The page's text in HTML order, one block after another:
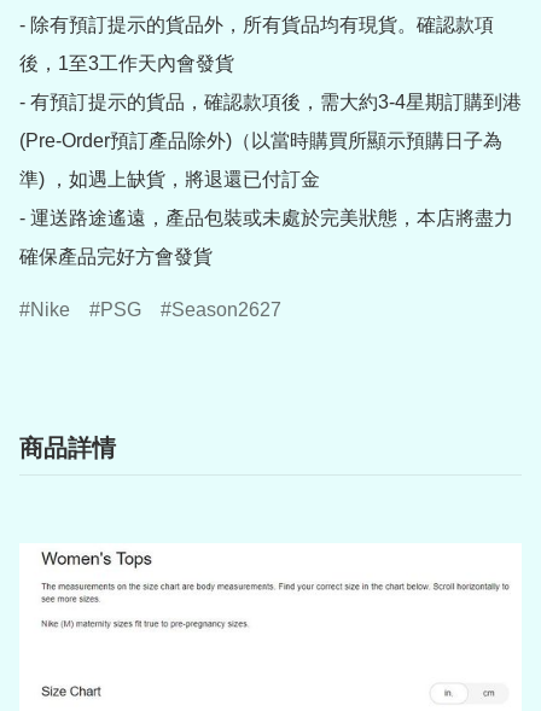
- 除有預訂提示的貨品外，所有貨品均有現貨。確認款項
後，1至3工作天內會發貨
- 有預訂提示的貨品，確認款項後，需大約3-4星期訂購到港
(Pre-Order預訂產品除外)（以當時購買所顯示預購日子為
準) ，如遇上缺貨，將退還已付訂金
- 運送路途遙遠，產品包裝或未處於完美狀態，本店將盡力
確保產品完好方會發貨
Nike PSG Season2627
商品詳情